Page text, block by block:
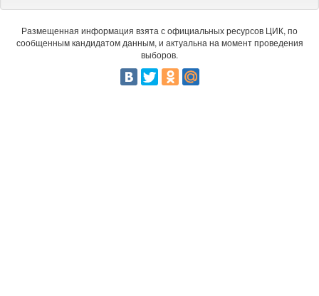
Размещенная информация взята с официальных ресурсов ЦИК, по
сообщенным кандидатом данным, и актуальна на момент проведения
выборов.